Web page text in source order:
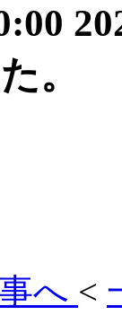
。
へ <